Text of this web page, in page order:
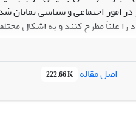
امور اجتماعی و سیاسی نمایان
را علناً مطرح کنند و به اشکال
سیاسی بود. یکی از
از حقوق و جایگاه خود بود. این
اصلاح تفکر عدم حضور زن در
کند.
اصل مقاله 222.66 K